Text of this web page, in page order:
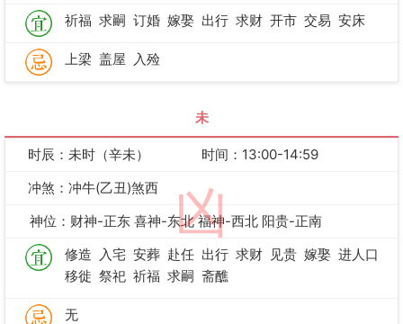
祈福 求嗣 订婚 嫁娶 出行 求财 开市 交易 安床
上梁 盖屋 入殓
未
凶
时辰：未时（辛未）
时间：13:00-14:59
冲煞：冲牛(乙丑)煞西
神位：财神-正东 喜神-东北 福神-西北 阳贵-正南
修造
入宅 安葬 赴任 出行 求财 见贵 嫁娶 进人口
移徙 祭祀 祈福 求嗣 斋醮
无